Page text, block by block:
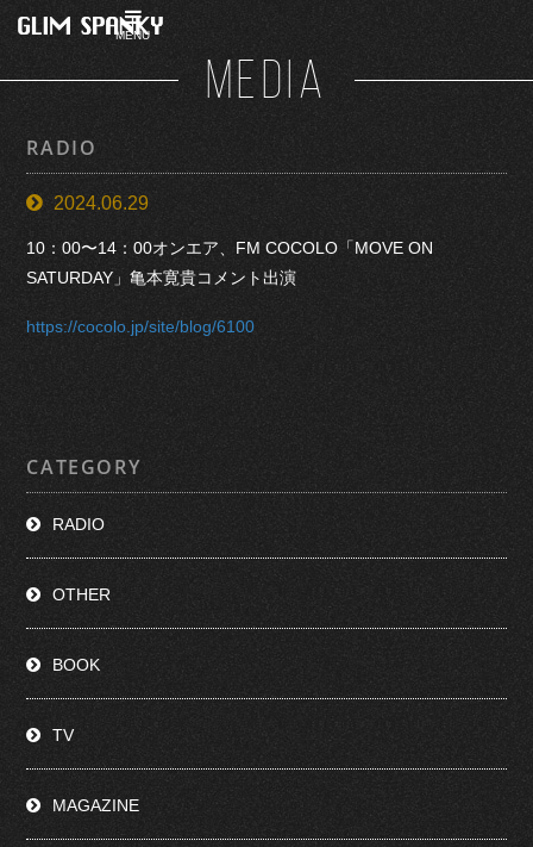
MENU
MEDIA
RADIO
2024.06.29
10：00〜14：00オンエア、FM COCOLO「MOVE ON
SATURDAY」亀本寛貴コメント出演
https://cocolo.jp/site/blog/6100
CATEGORY
RADIO
OTHER
BOOK
TV
MAGAZINE